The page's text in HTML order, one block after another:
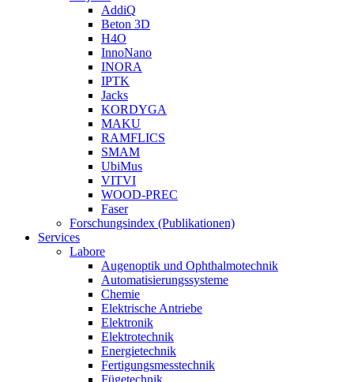
AddiQ
Beton 3D
H4O
InnoNano
INORA
IPTK
Jacks
KORDYGA
MAKU
RAMFLICS
SMAM
UbiMus
VITVI
WOOD-PREC
Faser
Forschungsindex (Publikationen)
Services
Labore
Augenoptik und Ophthalmotechnik
Automatisierungssysteme
Chemie
Elektrische Antriebe
Elektronik
Elektrotechnik
Energietechnik
Fertigungsmesstechnik
Fügetechnik